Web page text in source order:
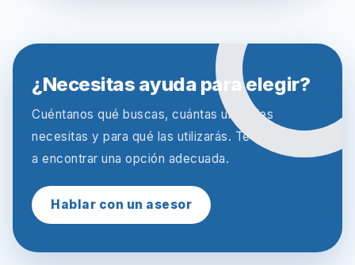
¿Necesitas ayuda para elegir?
Cuéntanos qué buscas, cuántas unidades
necesitas y para qué las utilizarás. Te ayudamos
a encontrar una opción adecuada.
Hablar con un asesor